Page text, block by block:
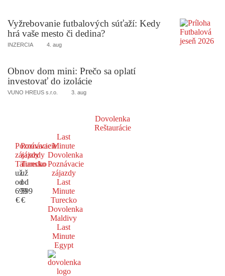
Vyžrebovanie futbalových súťaží: Kedy
hrá vaše mesto či dedina?
INZERCIA 4. aug
Obnov dom mini: Prečo sa oplatí
investovať do izolácie
VUNO HREUS s.r.o. 3. aug
Dovolenka
Reštaurácie
Poznávacie
zájazdy
Taliansko
už
od
699
€
Poznávacie
zájazdy
Turecko
už
od
599
€
Last
Minute
Dovolenka
Poznávacie
zájazdy
Last
Minute
Turecko
Dovolenka
Maldivy
Last
Minute
Egypt